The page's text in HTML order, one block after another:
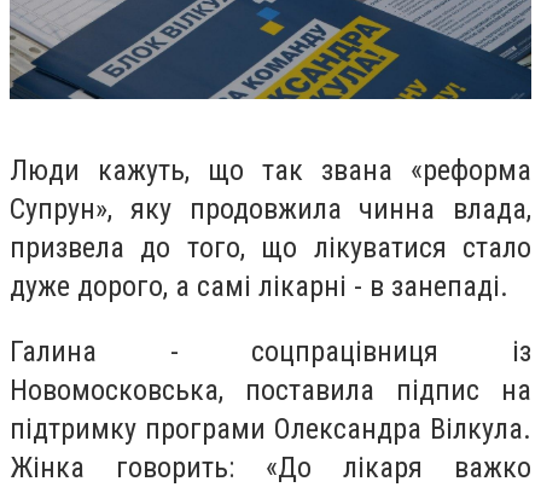
Люди кажуть, що так звана «реформа
Супрун», яку продовжила чинна влада,
призвела до того, що лікуватися стало
дуже дорого, а самі лікарні - в занепаді.
Галина - соцпрацівниця із
Новомосковська, поставила підпис на
підтримку програми Олександра Вілкула.
Жінка говорить: «До лікаря важко